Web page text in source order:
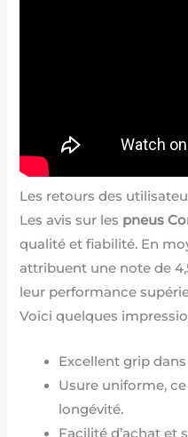
Les retours des
Les avis sur les pneus
qualité et fiabilité. En
attribuent une note de
leur performance
Voici quelques
Excellent grip
Usure uniforme,
longévité.
Facilité d’achat et